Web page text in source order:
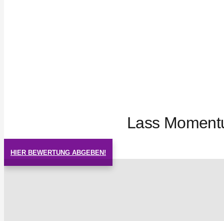
Lass
HIER BEWERTUNG ABGEBEN!